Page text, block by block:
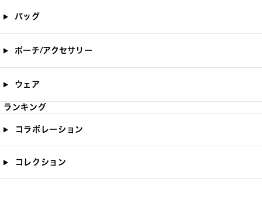
バッグ
ポーチ/アクセサリー
ウェア
ランキング
コラボレーション
コレクション